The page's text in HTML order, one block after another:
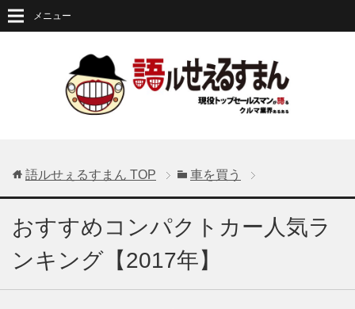
メニュー
語ルせぇるすまん TOP 車を買う
おすすめコンパクトカー人気ラ
ンキング【2017年】